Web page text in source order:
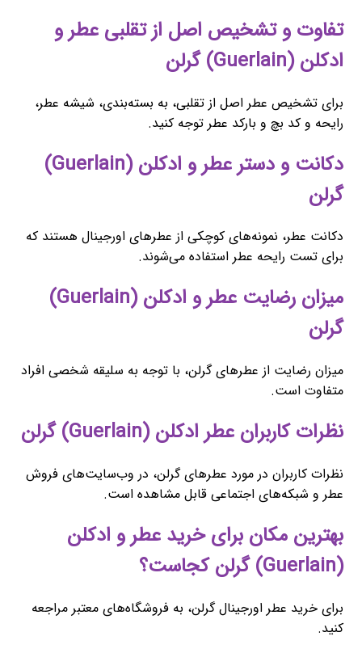
تفاوت و تشخیص اصل از تقلبی عطر و
ادکلن (Guerlain) گرلن
برای تشخیص عطر اصل از تقلبی، به بسته‌بندی، شیشه عطر،
رایحه و کد بچ و بارکد عطر توجه کنید.
دکانت و دستر عطر و ادکلن (Guerlain)
گرلن
دکانت عطر، نمونه‌های کوچکی از عطرهای اورجینال هستند که
برای تست رایحه عطر استفاده می‌شوند.
میزان رضایت عطر و ادکلن (Guerlain)
گرلن
میزان رضایت از عطرهای گرلن، با توجه به سلیقه شخصی افراد
متفاوت است.
نظرات کاربران عطر ادکلن (Guerlain) گرلن
نظرات کاربران در مورد عطرهای گرلن، در وب‌سایت‌های فروش
عطر و شبکه‌های اجتماعی قابل مشاهده است.
بهترین مکان برای خرید عطر و ادکلن
(Guerlain) گرلن کجاست؟
برای خرید عطر اورجینال گرلن، به فروشگاه‌های معتبر مراجعه
کنید.